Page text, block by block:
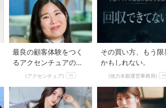
最良の顧客体験をつく
るアクセンチュアのカ
スタマーフロント領域
(アクセンチュア) PR
その買い方、もう限
かもしれない。
(他力本願運営事務局) PR